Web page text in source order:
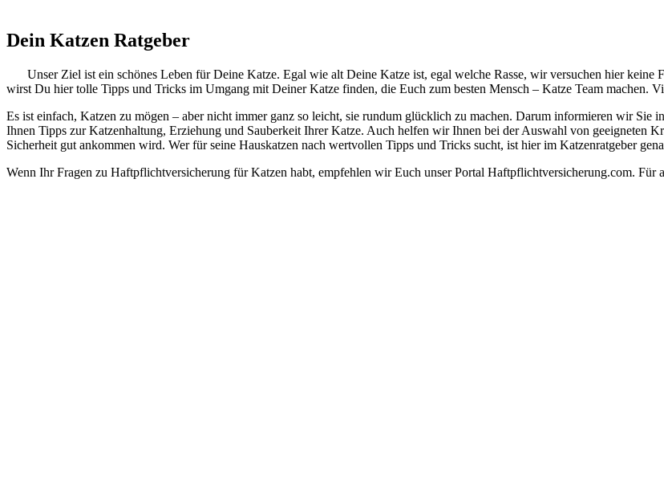
Dein Katzen Ratgeber
Unser Ziel ist ein schönes Leben für Deine Katze. Egal wie alt Deine Katze ist, egal welche Rasse, wir versuchen hier
wirst Du hier tolle Tipps und Tricks im Umgang mit Deiner Katze finden, die Euch zum besten Mensch – Katze Team machen.
Es ist einfach, Katzen zu mögen – aber nicht immer ganz so leicht, sie rundum glücklich zu machen. Darum informieren wir Sie
Ihnen Tipps zur Katzenhaltung, Erziehung und Sauberkeit Ihrer Katze. Auch helfen wir Ihnen bei der Auswahl von geeigneten
Sicherheit gut ankommen wird. Wer für seine Hauskatzen nach wertvollen Tipps und Tricks sucht, ist hier im Katzenratgeber
Wenn Ihr Fragen zu Haftpflichtversicherung für Katzen habt, empfehlen wir Euch unser Portal Haftpflichtversicherung.com. Für